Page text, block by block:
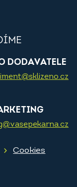
DODAVATELE
Cookies